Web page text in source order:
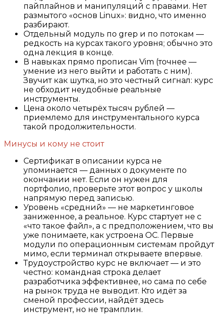
пайплайнов и манипуляций с правами. Нет
размытого «основ Linux»: видно, что именно
разбирают.
Отдельный модуль по grep и по потокам —
редкость на курсах такого уровня; обычно это
одна лекция в конце.
В навыках прямо прописан Vim (точнее —
умение из него выйти и работать с ним).
Звучит как шутка, но это честный сигнал: курс
не обходит неудобные реальные
инструменты.
Цена около четырёх тысяч рублей —
приемлемо для инструментального курса
такой продолжительности.
Минусы и кому не стоит
Сертификат в описании курса не
упоминается — данных о документе по
окончании нет. Если он нужен для
портфолио, проверьте этот вопрос у школы
напрямую перед записью.
Уровень «средний» — не маркетинговое
заниженное, а реальное. Курс стартует не с
«что такое файл», а с предположением, что вы
уже понимаете, как устроена ОС. Первые
модули по операционным системам пройдут
мимо, если терминал открываете впервые.
Трудоустройство курс не включает — и это
честно: командная строка делает
разработчика эффективнее, но сама по себе
на рынок труда не выводит. Кто идёт за
сменой профессии, найдёт здесь
инструмент, но не трамплин.